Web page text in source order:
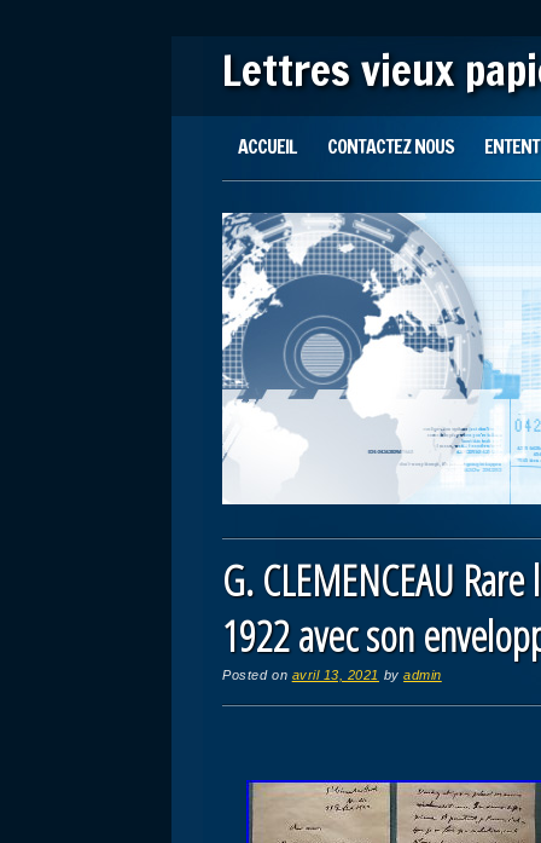
Lettres vieux
Main menu
ACCUEIL CONTACTEZ NOUS
G. CLEMENCEAU
1922 avec son
Posted on avril 13, 2021 byadmin